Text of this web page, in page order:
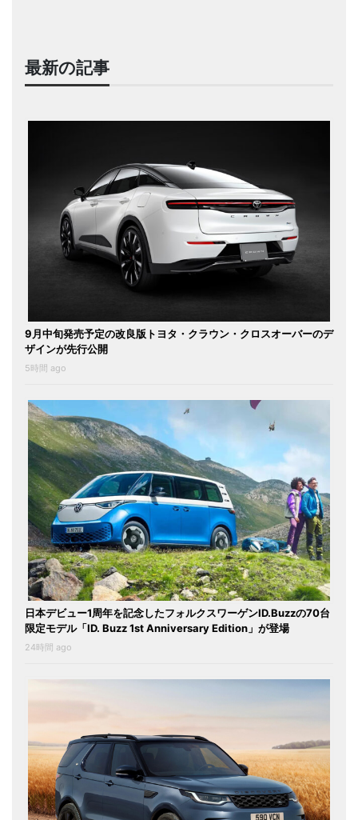
最新の記事
9月中旬発売予定の改良版トヨタ・クラウン・クロスオーバーのデ
ザインが先行公開
5時間 ago
日本デビュー1周年を記念したフォルクスワーゲンID.Buzzの70台
限定モデル「ID. Buzz 1st Anniversary Edition」が登場
24時間 ago